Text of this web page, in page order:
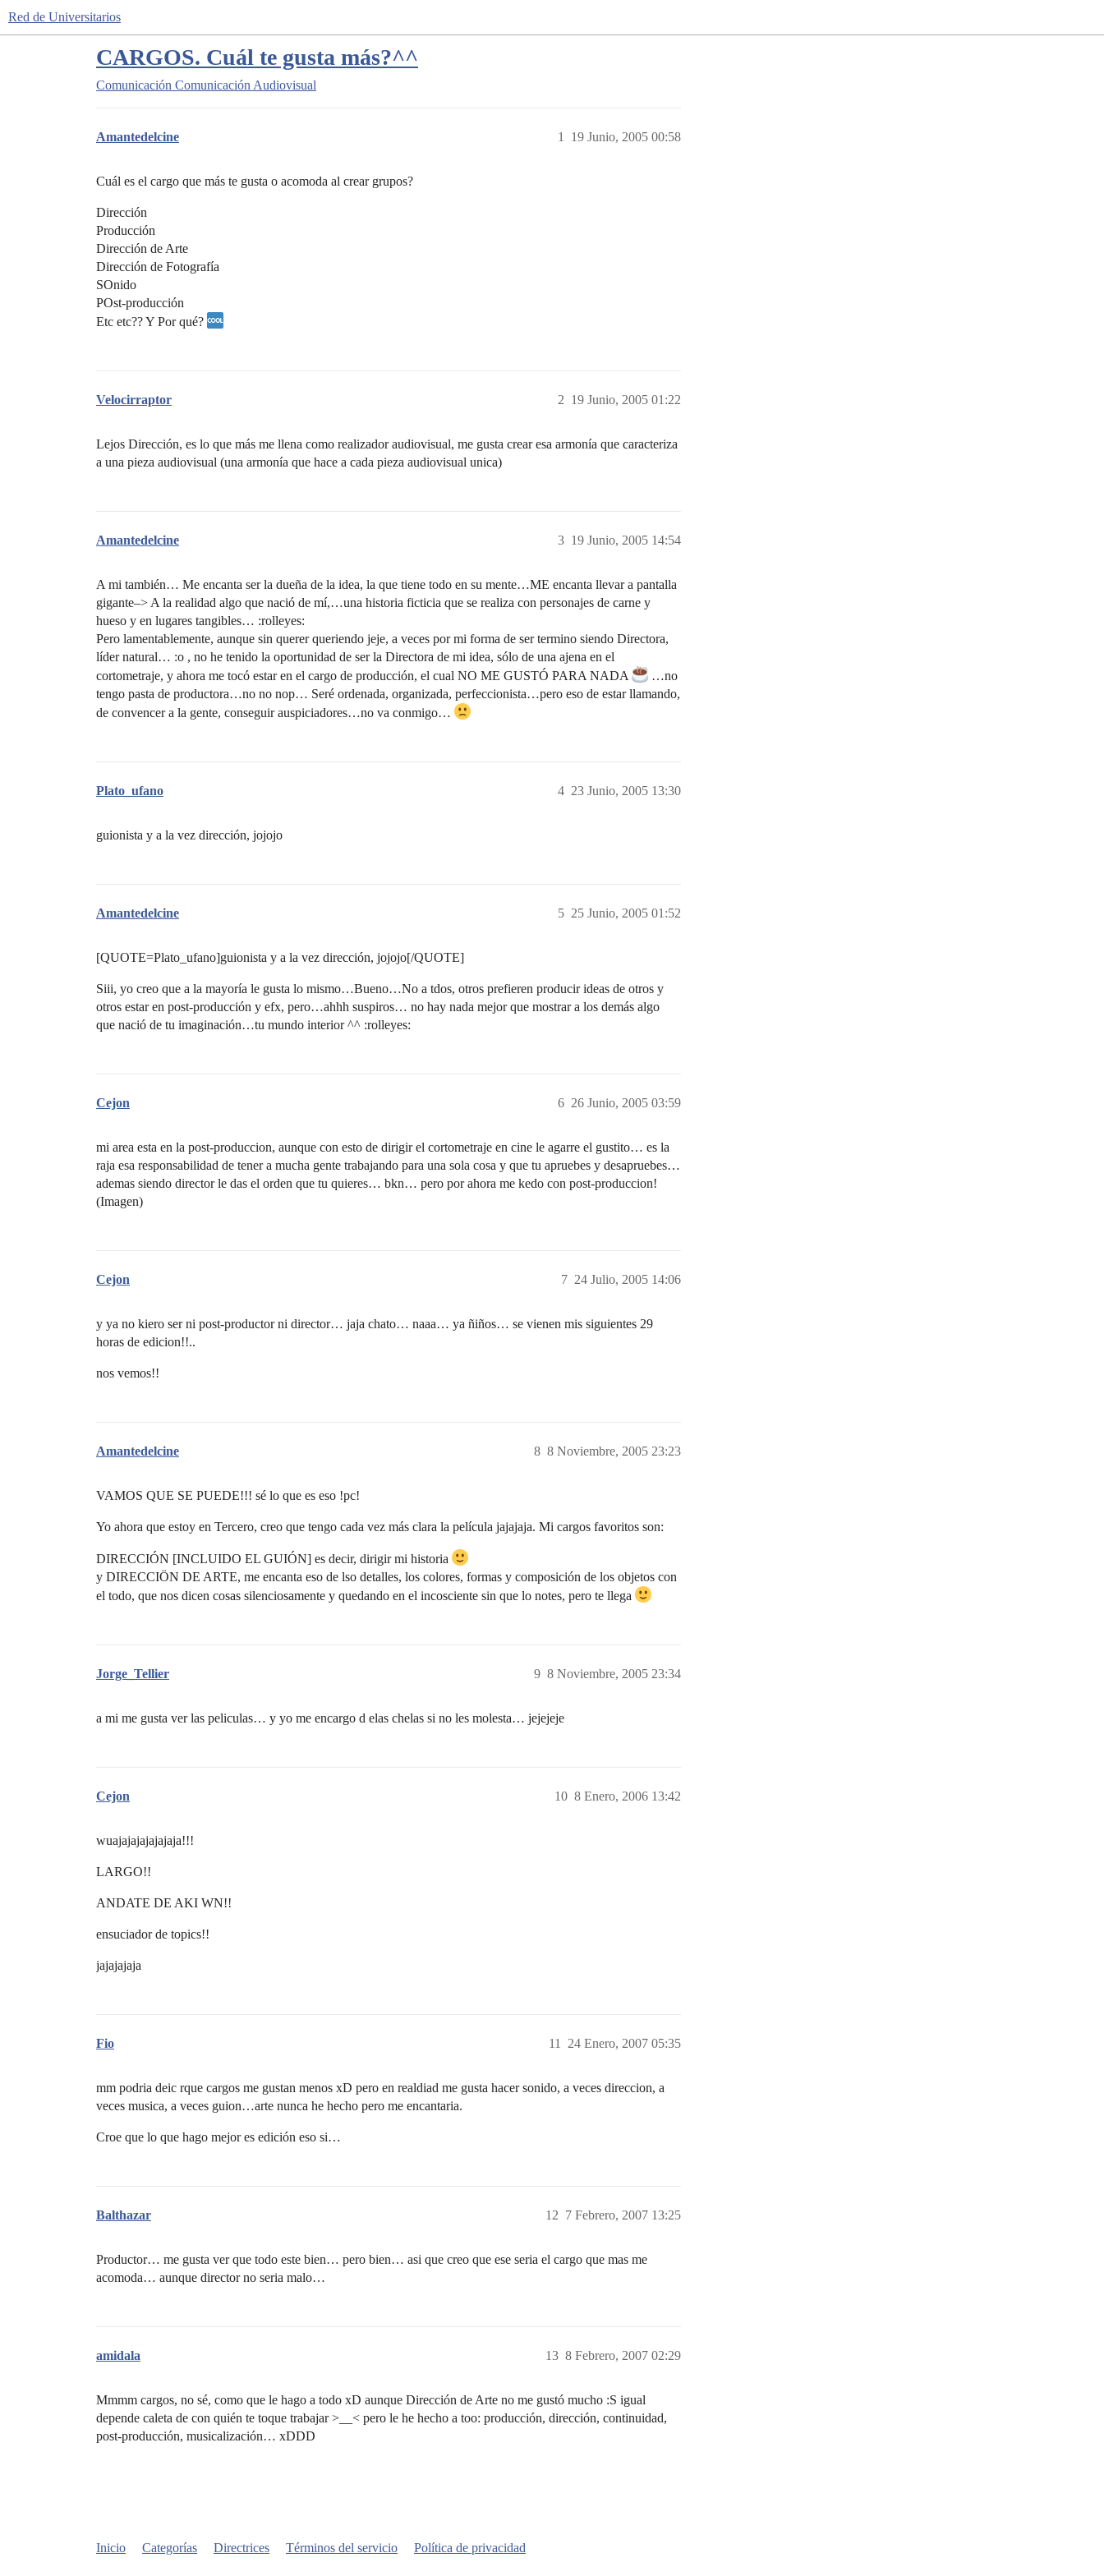
Red de Universitarios
CARGOS. Cuál te gusta más?^^
Comunicación Comunicación Audiovisual
Amantedelcine 19 Junio, 2005 00:58
1
Cuál es el cargo que más te gusta o acomoda al crear grupos?
Dirección
Producción
Dirección de Arte
Dirección de Fotografía
SOnido
POst-producción
Etc etc?? Y Por qué?
Velocirraptor 19 Junio, 2005 01:22
2
Lejos Dirección, es lo que más me llena como realizador audiovisual, me gusta crear esa armonía que caracteriza
a una pieza audiovisual (una armonía que hace a cada pieza audiovisual unica)
Amantedelcine 19 Junio, 2005 14:54
3
A mi también… Me encanta ser la dueña de la idea, la que tiene todo en su mente…ME encanta llevar a pantalla
gigante–> A la realidad algo que nació de mí,…una historia ficticia que se realiza con personajes de carne y
hueso y en lugares tangibles… :rolleyes:
Pero lamentablemente, aunque sin querer queriendo jeje, a veces por mi forma de ser termino siendo Directora,
líder natural… :o , no he tenido la oportunidad de ser la Directora de mi idea, sólo de una ajena en el
cortometraje, y ahora me tocó estar en el cargo de producción, el cual NO ME GUSTÓ PARA NADA
…no
tengo pasta de productora…no no nop… Seré ordenada, organizada, perfeccionista…pero eso de estar llamando,
de convencer a la gente, conseguir auspiciadores…no va conmigo…
Plato_ufano 23 Junio, 2005 13:30
4
guionista y a la vez dirección, jojojo
Amantedelcine 25 Junio, 2005 01:52
5
[QUOTE=Plato_ufano]guionista y a la vez dirección, jojojo[/QUOTE]
Siii, yo creo que a la mayoría le gusta lo mismo…Bueno…No a tdos, otros prefieren producir ideas de otros y
otros estar en post-producción y efx, pero…ahhh suspiros… no hay nada mejor que mostrar a los demás algo
que nació de tu imaginación…tu mundo interior ^^ :rolleyes:
Cejon 26 Junio, 2005 03:59
6
mi area esta en la post-produccion, aunque con esto de dirigir el cortometraje en cine le agarre el gustito… es la
raja esa responsabilidad de tener a mucha gente trabajando para una sola cosa y que tu apruebes y desapruebes…
ademas siendo director le das el orden que tu quieres… bkn… pero por ahora me kedo con post-produccion!
(Imagen)
Cejon 24 Julio, 2005 14:06
7
y ya no kiero ser ni post-productor ni director… jaja chato… naaa… ya ñiños… se vienen mis siguientes 29
horas de edicion!!..
nos vemos!!
Amantedelcine 8 Noviembre, 2005 23:23
8
VAMOS QUE SE PUEDE!!! sé lo que es eso !pc!
Yo ahora que estoy en Tercero, creo que tengo cada vez más clara la película jajajaja. Mi cargos favoritos son:
DIRECCIÓN [INCLUIDO EL GUIÓN] es decir, dirigir mi historia
y DIRECCIÖN DE ARTE, me encanta eso de lso detalles, los colores, formas y composición de los objetos con
el todo, que nos dicen cosas silenciosamente y quedando en el incosciente sin que lo notes, pero te llega
Jorge_Tellier 8 Noviembre, 2005 23:34
9
a mi me gusta ver las peliculas… y yo me encargo d elas chelas si no les molesta… jejejeje
Cejon 8 Enero, 2006 13:42
10
wuajajajajajajaja!!!
LARGO!!
ANDATE DE AKI WN!!
ensuciador de topics!!
jajajajaja
Fio 24 Enero, 2007 05:35
11
mm podria deic rque cargos me gustan menos xD pero en realdiad me gusta hacer sonido, a veces direccion, a
veces musica, a veces guion…arte nunca he hecho pero me encantaria.
Croe que lo que hago mejor es edición eso si…
Balthazar 7 Febrero, 2007 13:25
12
Productor… me gusta ver que todo este bien… pero bien… asi que creo que ese seria el cargo que mas me
acomoda… aunque director no seria malo…
amidala 8 Febrero, 2007 02:29
13
Mmmm cargos, no sé, como que le hago a todo xD aunque Dirección de Arte no me gustó mucho :S igual
depende caleta de con quién te toque trabajar >__< pero le he hecho a too: producción, dirección, continuidad,
post-producción, musicalización… xDDD
Inicio Categorías Directrices Términos del servicio Política de privacidad